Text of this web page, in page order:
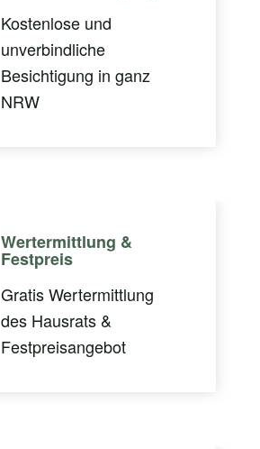
Kostenlose und
unverbindliche
Besichtigung in ganz
NRW
Wertermittlung &
Festpreis
Gratis Wertermittlung
des Hausrats &
Festpreisangebot